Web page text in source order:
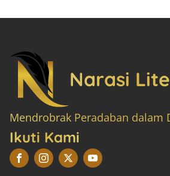
Narasi
Mendrobrak Peradaban dalam
Ikuti Kami